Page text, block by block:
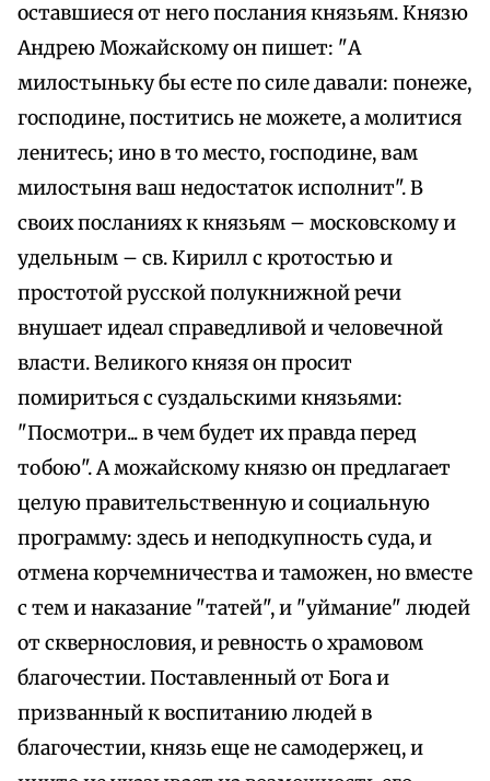
оставшиеся от него послания князьям. Князю
Андрею Можайскому он пишет: "А
милостыньку бы есте по силе давали: понеже,
господине, поститись не можете, а молитися
ленитесь; ино в то место, господине, вам
милостыня ваш недостаток исполнит". В
своих посланиях к князьям – московскому и
удельным – св. Кирилл с кротостью и
простотой русской полукнижной речи
внушает идеал справедливой и человечной
власти. Великого князя он просит
помириться с суздальскими князьями:
"Посмотри... в чем будет их правда перед
тобою". А можайскому князю он предлагает
целую правительственную и социальную
программу: здесь и неподкупность суда, и
отмена корчемничества и таможен, но вместе
с тем и наказание "татей", и "уймание" людей
от сквернословия, и ревность о храмовом
благочестии. Поставленный от Бога и
призванный к воспитанию людей в
благочестии, князь еще не самодержец, и